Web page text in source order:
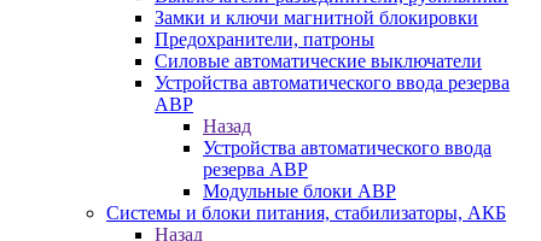
Замки и ключи магнитной блокировки
Предохранители, патроны
Силовые автоматические выключатели
Устройства автоматического ввода резерва
АВР
Назад
Устройства автоматического ввода
резерва АВР
Модульные блоки АВР
Системы и блоки питания, стабилизаторы, АКБ
Назад